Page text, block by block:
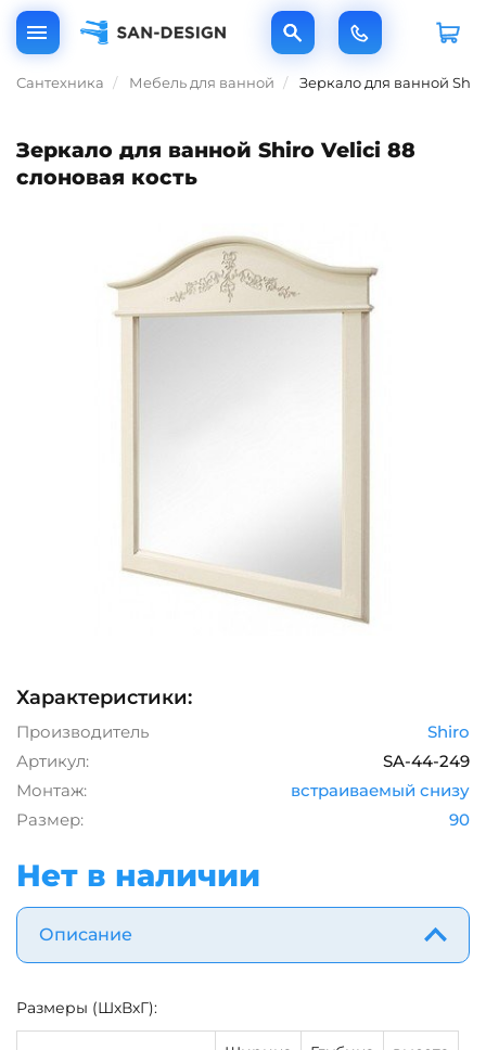
Сантехника Мебель для ванной Зеркало для ванной
Зеркало для ванной Shiro Velici 88
слоновая кость
Характеристики:
Производитель
Shiro
Артикул:
SA-44-249
Монтаж:
встраиваемый снизу
Размер:
90
Нет в наличии
Описание
Размеры (ШхВхГ):